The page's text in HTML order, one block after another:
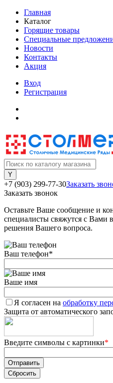
Главная
Каталог
Горящие товары
Специальные
Новости
Контакты
Акция
Вход
Регистрация
+7 (903) 299-77-30Заказать
Заказать звонок
Оставьте Ваше сообщение и
специалисты свяжутся с Вами
решения Вашего вопроса.
Ваш телефон*
Ваше имя
Я согласен на обработку
Защита от автоматического
Введите символы с картинки*